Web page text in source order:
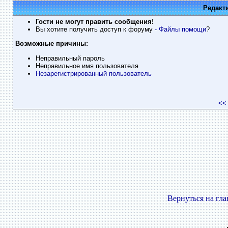
Гости не могут править сообщения!
Вы хотите получить доступ к форуму - Файлы помощи?
Возможные причины:
Неправильный пароль
Неправильное имя пользователя
Незарегистрированный пользователь
<<
Вернуться на